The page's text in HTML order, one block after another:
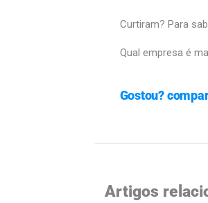
Curtiram? Para
Qual empresa é
Gostou?
Artigos